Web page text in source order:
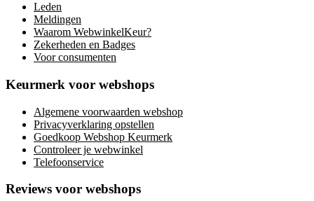
Leden
Meldingen
Waarom WebwinkelKeur?
Zekerheden en Badges
Voor consumenten
Keurmerk voor webshops
Algemene voorwaarden webshop
Privacyverklaring opstellen
Goedkoop Webshop Keurmerk
Controleer je webwinkel
Telefoonservice
Reviews voor webshops